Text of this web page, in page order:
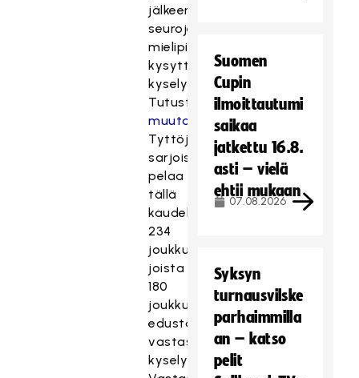
jälkeen
seurojen
mielipidettä
kysyttiin
kyselyllä.
Tutustu
muutosehdotukseen
Tyttöjen
sarjoissa
pelaa
tällä
kaudella
234
joukkuetta,
joista
180
joukkueen
edustajat
vastasivat
kyselyyn.
Suomen
Cupin
ilmoittautumi
saikaa
jatkettu 16.8.
asti – vielä
ehtii mukaan
07.08.2026
Syksyn
turnausvilske
parhaimmilla
an – katso
pelit